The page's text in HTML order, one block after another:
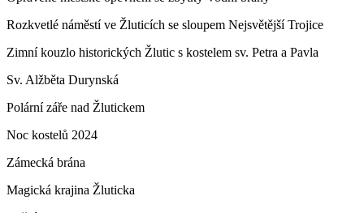
Rozkvetlé náměstí ve Žluticích se sloupem Nejsvětější Trojice
Zimní kouzlo historických Žlutic s kostelem sv. Petra a Pavla
Sv. Alžběta Durynská
Polární záře nad Žlutickem
Noc kostelů 2024
Zámecká brána
Magická krajina Žluticka